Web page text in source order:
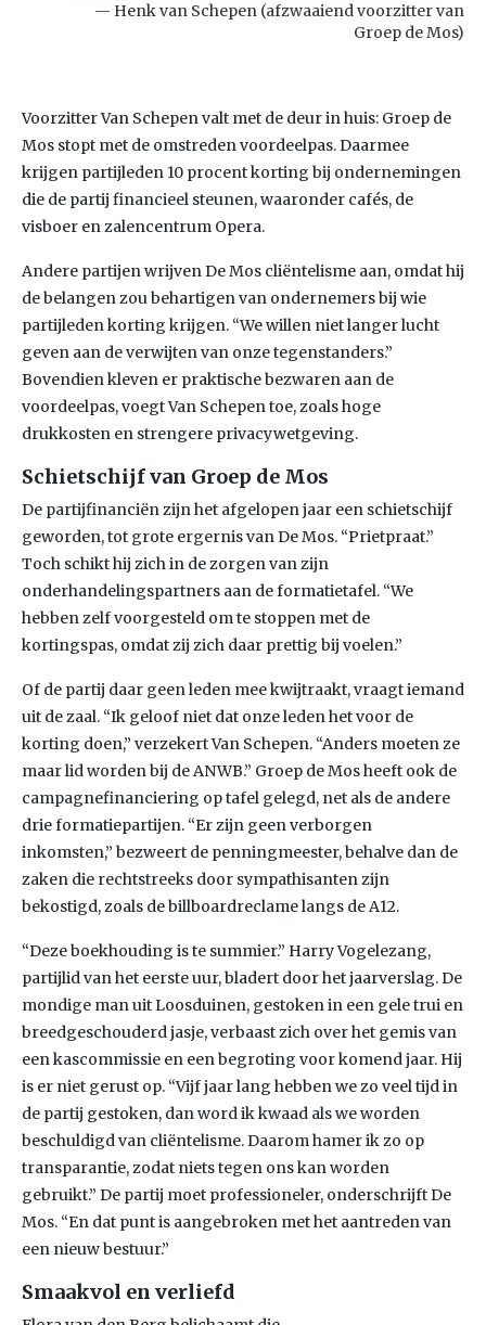
Henk van Schepen (afzwaaiend voorzitter van
Groep de Mos)
Voorzitter Van Schepen valt met de deur in huis: Groep de
Mos stopt met de omstreden voordeelpas. Daarmee
krijgen partijleden 10 procent korting bij ondernemingen
die de partij financieel steunen, waaronder cafés, de
visboer en zalencentrum Opera.
Andere partijen wrijven De Mos cliëntelisme aan, omdat hij
de belangen zou behartigen van ondernemers bij wie
partijleden korting krijgen. “We willen niet langer lucht
geven aan de verwijten van onze tegenstanders.”
Bovendien kleven er praktische bezwaren aan de
voordeelpas, voegt Van Schepen toe, zoals hoge
drukkosten en strengere privacywetgeving.
Schietschijf van Groep de Mos
De partijfinanciën zijn het afgelopen jaar een schietschijf
geworden, tot grote ergernis van De Mos. “Prietpraat.”
Toch schikt hij zich in de zorgen van zijn
onderhandelingspartners aan de formatietafel. “We
hebben zelf voorgesteld om te stoppen met de
kortingspas, omdat zij zich daar prettig bij voelen.”
Of de partij daar geen leden mee kwijtraakt, vraagt iemand
uit de zaal. “Ik geloof niet dat onze leden het voor de
korting doen,” verzekert Van Schepen. “Anders moeten ze
maar lid worden bij de ANWB.” Groep de Mos heeft ook de
campagnefinanciering op tafel gelegd, net als de andere
drie formatiepartijen. “Er zijn geen verborgen
inkomsten,” bezweert de penningmeester, behalve dan de
zaken die rechtstreeks door sympathisanten zijn
bekostigd, zoals de billboardreclame langs de A12.
“Deze boekhouding is te summier.” Harry Vogelezang,
partijlid van het eerste uur, bladert door het jaarverslag. De
mondige man uit Loosduinen, gestoken in een gele trui en
breedgeschouderd jasje, verbaast zich over het gemis van
een kascommissie en een begroting voor komend jaar. Hij
is er niet gerust op. “Vijf jaar lang hebben we zo veel tijd in
de partij gestoken, dan word ik kwaad als we worden
beschuldigd van cliëntelisme. Daarom hamer ik zo op
transparantie, zodat niets tegen ons kan worden
gebruikt.” De partij moet professioneler, onderschrijft De
Mos. “En dat punt is aangebroken met het aantreden van
een nieuw bestuur.”
Smaakvol en verliefd